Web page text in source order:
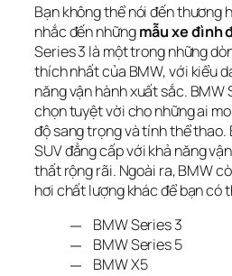
Bạn không thể nói đến thương
nhắc đến những mẫu xe đình
Series 3 là một trong những
thích nhất của BMW, với kiểu
năng vận hành xuất sắc. BMW
chọn tuyệt vời cho những ai
độ sang trọng và tính thể thao.
SUV đẳng cấp với khả năng
thất rộng rãi. Ngoài ra, BMW
hơi chất lượng khác để bạn có
BMW Series 3
BMW Series 5
BMW X5